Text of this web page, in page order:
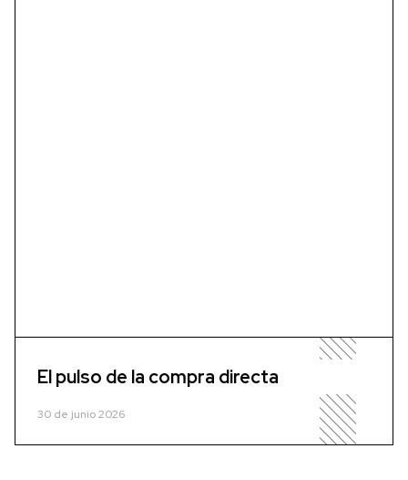
El pulso de la compra directa
30 de junio 2026